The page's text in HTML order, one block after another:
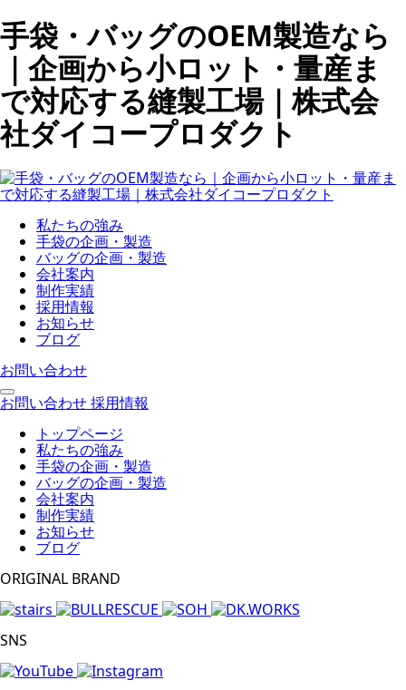
手袋・バッグのOEM製造なら
｜企画から小ロット・量産ま
で対応する縫製工場｜株式会
社ダイコープロダクト
私たちの強み
手袋の企画・製造
バッグの企画・製造
会社案内
制作実績
採用情報
お知らせ
ブログ
お問い合わせ
お問い合わせ採用情報
トップページ
私たちの強み
手袋の企画・製造
バッグの企画・製造
会社案内
制作実績
お知らせ
ブログ
ORIGINAL BRAND
SNS